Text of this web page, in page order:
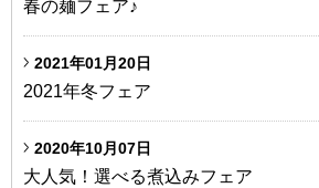
春の麺フェア♪
2021年01月20日
2021年冬フェア
2020年10月07日
大人気！選べる煮込みフェア